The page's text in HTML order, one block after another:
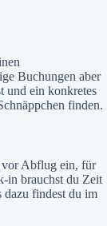
Buchungen aber
und ein konkretes
finden.
vor Abflug ein, für
in brauchst du Zeit
dazu findest du im